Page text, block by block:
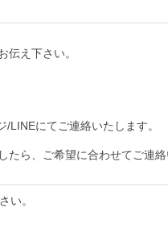
伝え下さい。
にてご連絡いたします。
たら、ご希望に合わせてご連
い。